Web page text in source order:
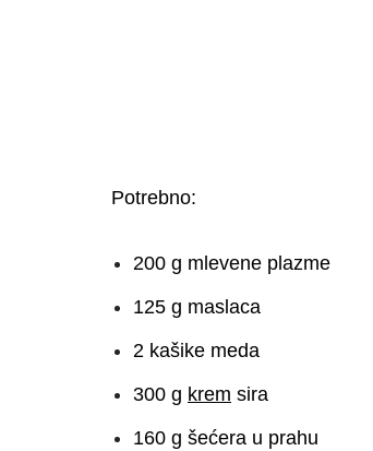
Potrebno:
200 g mlevene plazme
125 g maslaca
2 kašike meda
300 g krem sira
160 g šećera u prahu